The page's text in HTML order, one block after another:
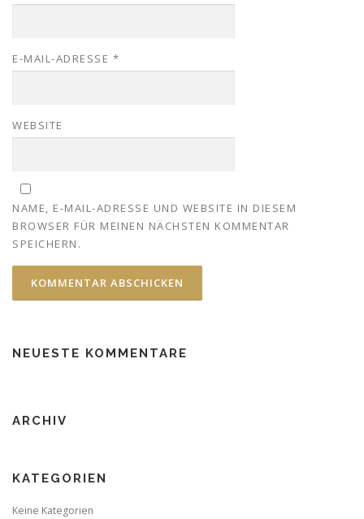
E-MAIL-ADRESSE *
WEBSITE
NAME, E-MAIL-ADRESSE UND WEBSITE IN DIESEM
BROWSER FÜR MEINEN NÄCHSTEN KOMMENTAR
SPEICHERN.
NEUESTE KOMMENTARE
ARCHIV
KATEGORIEN
Keine Kategorien